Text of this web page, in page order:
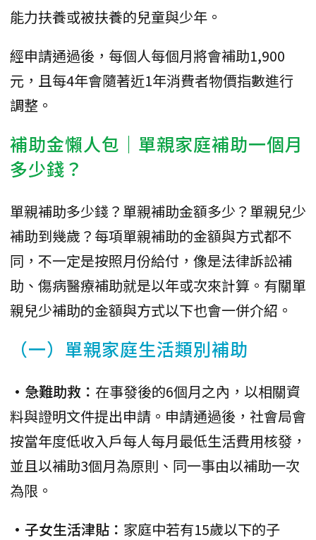
能力扶養或被扶養的兒童與少年。
經申請通過後，每個人每個月將會補助1,900
元，且每4年會隨著近1年消費者物價指數進行
調整。
補助金懶人包｜單親家庭補助一個月
多少錢？
單親補助多少錢？單親補助金額多少？單親兒少
補助到幾歲？每項單親補助的金額與方式都不
同，不一定是按照月份給付，像是法律訴訟補
助、傷病醫療補助就是以年或次來計算。有關單
親兒少補助的金額與方式以下也會一併介紹。
（一）單親家庭生活類別補助
•急難助救： 在事發後的6個月之內，以相關資
料與證明文件提出申請。申請通過後，社會局會
按當年度低收入戶每人每月最低生活費用核發，
並且以補助3個月為原則、同一事由以補助一次
為限。
•子女生活津貼： 家庭中若有15歲以下的子